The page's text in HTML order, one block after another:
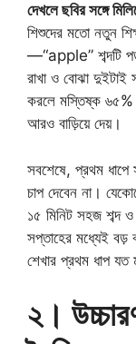
দেখলে ছবির সঙ্গে
শিশুদের মতো নতুন
—“apple” শব্দটি
রাখা ও বোঝা দুইটাই
করলে মস্তিষ্ক ৬৫%
আরও বাড়িয়ে দেয়।
সবশেষে, প্রথম
চাপ দেবেন না।
১৫ মিনিট সহজ শব্দ
সপ্তাহের মধ্যেই বড়
শেখার প্রথম ধাপ
২।